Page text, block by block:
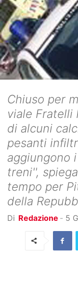
Chiuso per
viale Fratelli
di alcuni
pesanti
aggiungono
treni'',
tempo per
della
Di Redazione - 5